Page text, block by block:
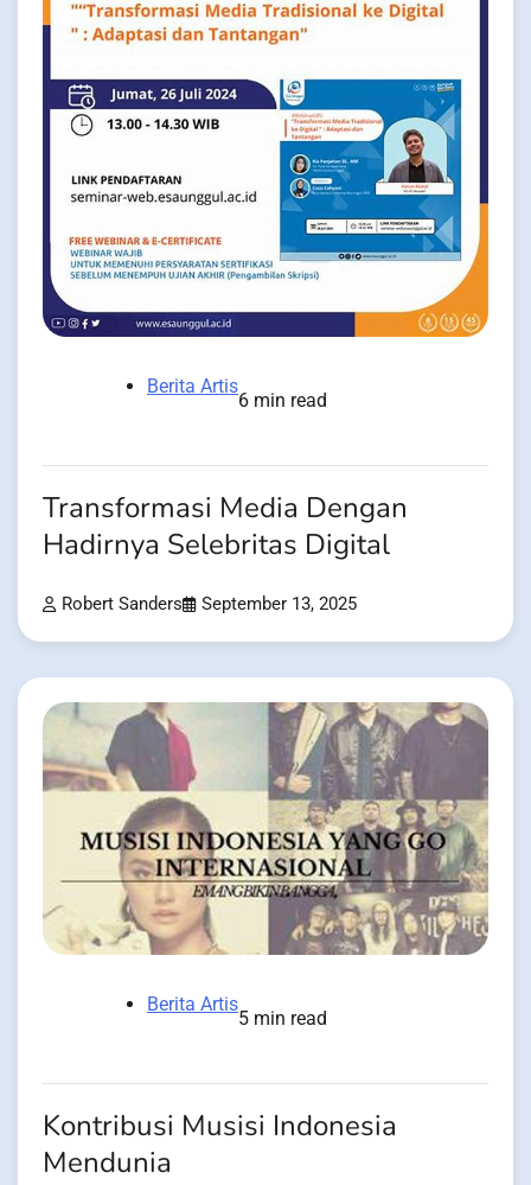
Berita Artis
6 min read
Transformasi Media Dengan
Hadirnya Selebritas Digital
Robert Sanders September 13, 2025
Berita Artis
5 min read
Kontribusi Musisi Indonesia
Mendunia